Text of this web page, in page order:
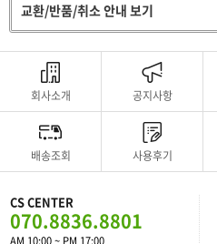
교환/반품/취소 안내 보기
회사소개 공지사항
배송조회 사용후기
CS CENTER
070.8836.8801